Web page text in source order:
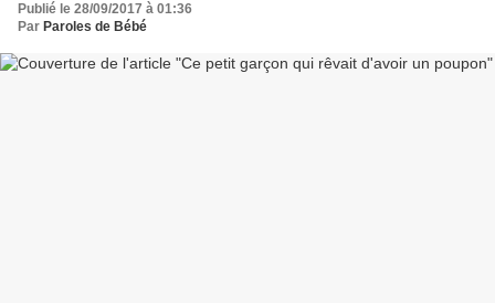
Publié le 28/09/2017 à 01:36
Par Paroles de Bébé